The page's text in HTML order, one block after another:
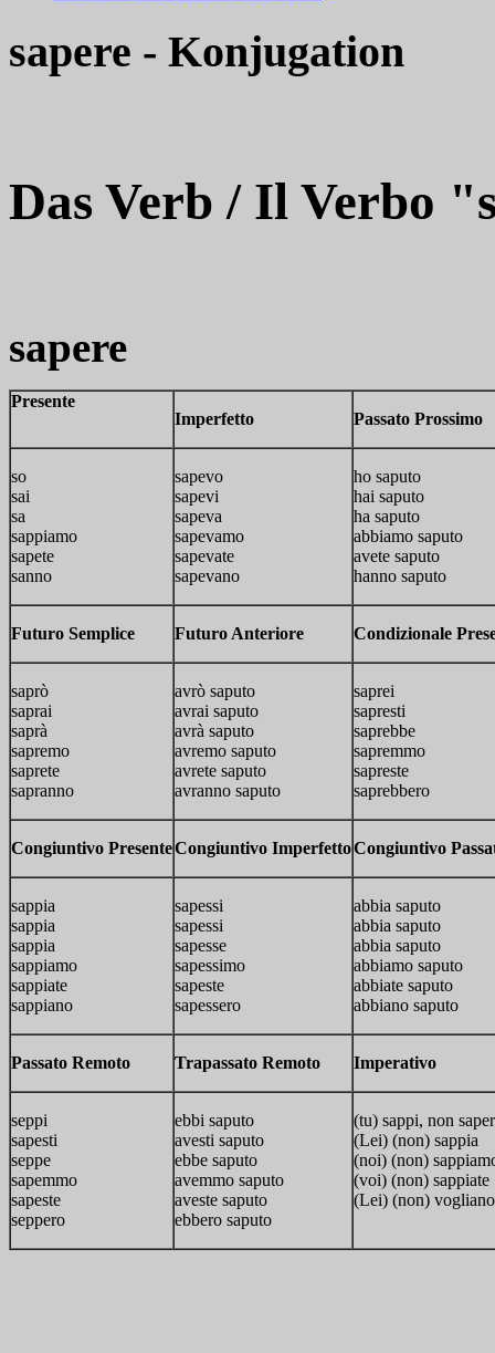
sapere - Konjugation
Das Verb / Il Verbo
sapere
Presente
Imperfetto
Passato Prossimo
so
sai
sa
sappiamo
sapete
sanno
sapevo
sapevi
sapeva
sapevamo
sapevate
sapevano
ho saputo
hai saputo
ha saputo
abbiamo saputo
avete saputo
hanno saputo
Futuro Semplice Futuro Anteriore Condizionale
saprò
saprai
saprà
sapremo
saprete
sapranno
avrò saputo
avrai saputo
avrà saputo
avremo saputo
avrete saputo
avranno saputo
saprei
sapresti
saprebbe
sapremmo
sapreste
saprebbero
Congiuntivo PresenteCongiuntivo ImperfettoCongiuntivo
sappia
sappia
sappia
sappiamo
sappiate
sappiano
sapessi
sapessi
sapesse
sapessimo
sapeste
sapessero
abbia saputo
abbia saputo
abbia saputo
abbiamo saputo
abbiate saputo
abbiano saputo
Passato Remoto Trapassato Remoto Imperativo
seppi
sapesti
seppe
sapemmo
sapeste
seppero
ebbi saputo
avesti saputo
ebbe saputo
avemmo saputo
aveste saputo
ebbero saputo
(tu) sappi, non
(Lei) (non) sappia
(noi) (non)
(voi) (non) sappiate
(Lei) (non) vogliano